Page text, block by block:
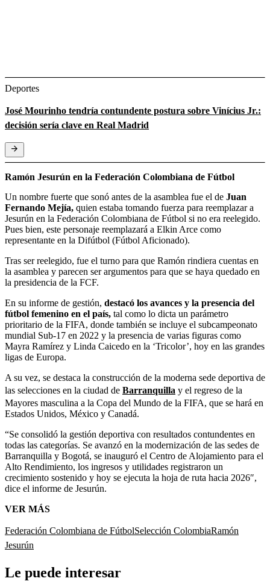
Deportes
José Mourinho tendría contundente postura sobre Vinícius Jr.:
decisión sería clave en Real Madrid
Ramón Jesurún en la Federación Colombiana de Fútbol
Un nombre fuerte que sonó antes de la asamblea fue el de Juan
Fernando Mejía, quien estaba tomando fuerza para reemplazar a
Jesurún en la Federación Colombiana de Fútbol si no era reelegido.
Pues bien, este personaje reemplazará a Elkin Arce como
representante en la Difútbol (Fútbol Aficionado).
Tras ser reelegido, fue el turno para que Ramón rindiera cuentas en
la asamblea y parecen ser argumentos para que se haya quedado en
la presidencia de la FCF.
En su informe de gestión, destacó los avances y la presencia del
fútbol femenino en el país, tal como lo dicta un parámetro
prioritario de la FIFA, donde también se incluye el subcampeonato
mundial Sub-17 en 2022 y la presencia de varias figuras como
Mayra Ramírez y Linda Caicedo en la ‘Tricolor’, hoy en las grandes
ligas de Europa.
A su vez, se destaca la construcción de la moderna sede deportiva de
las selecciones en la ciudad de Barranquilla y el regreso de la
Mayores masculina a la Copa del Mundo de la FIFA, que se hará en
Estados Unidos, México y Canadá.
“Se consolidó la gestión deportiva con resultados contundentes en
todas las categorías. Se avanzó en la modernización de las sedes de
Barranquilla y Bogotá, se inauguró el Centro de Alojamiento para el
Alto Rendimiento, los ingresos y utilidades registraron un
crecimiento sostenido y hoy se ejecuta la hoja de ruta hacia 2026″,
dice el informe de Jesurún.
VER MÁS
Federación Colombiana de FútbolSelección ColombiaRamón
Jesurún
Le puede interesar